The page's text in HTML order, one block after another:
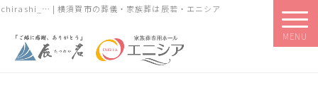
chirashi_… | 横須賀市の葬儀・家族葬は辰若・エニシア
MENU